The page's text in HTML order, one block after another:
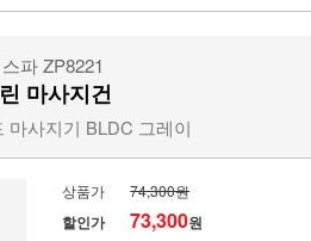
파 ZP8221
마사지건
마사지기 BLDC 그레이
상품가 74,300원
할인가 73,300원